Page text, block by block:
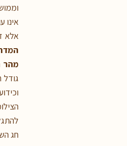
אינו
אלא
מהר
גודל
חג